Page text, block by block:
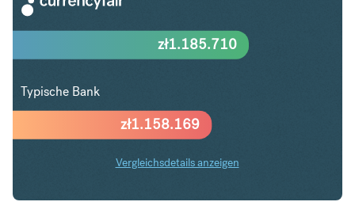
zł1.158.169
zł1.185.710
Typische Bank
Vergleichsdetails anzeigen
SGD in PLN Trends